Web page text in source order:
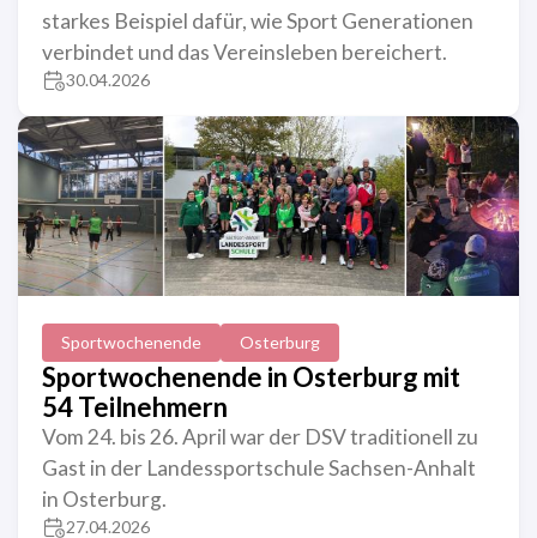
starkes Beispiel dafür, wie Sport Generationen
verbindet und das Vereinsleben bereichert.
30.04.2026
Sportwochenende Osterburg
Sportwochenende in Osterburg mit
54 Teilnehmern
Vom 24. bis 26. April war der DSV traditionell zu
Gast in der Landessportschule Sachsen-Anhalt
in Osterburg.
27.04.2026